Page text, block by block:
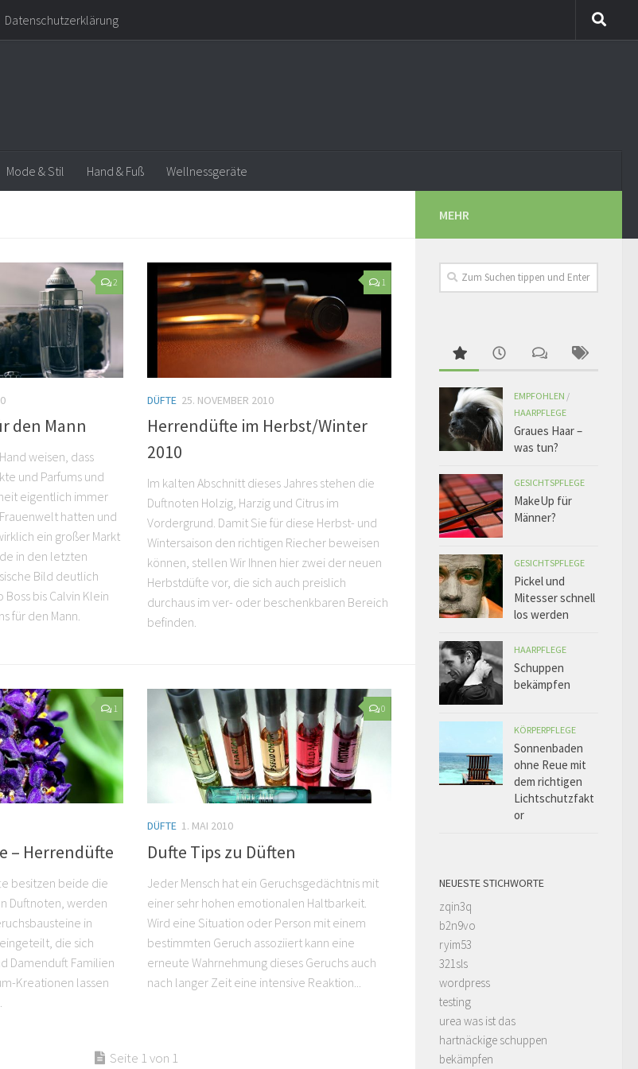
Datenschutzerklärung
Mode & Stil Hand & Fuß Wellnessgeräte
2
den Mann
weisen, dass
und Parfums und
eigentlich immer
hatten und
ein großer Markt
in den letzten
Bild deutlich
bis Calvin Klein
für den Mann.
1
DÜFTE 25. NOVEMBER 2010
Herrendüfte im Herbst/Winter
2010
Im kalten Abschnitt dieses Jahres stehen die
Duftnoten Holzig, Harzig und Citrus im
Vordergrund. Damit Sie für diese Herbst- und
Wintersaison den richtigen Riecher beweisen
können, stellen Wir Ihnen hier zwei der neuen
Herbstdüfte vor, die sich auch preislich
durchaus im ver- oder beschenkbaren Bereich
befinden.
1
– Herrendüfte
besitzen beide die
Duftnoten, werden
in
die sich
Damenduft Familien
Kreationen lassen
0
DÜFTE 1. MAI 2010
Dufte Tips zu Düften
Jeder Mensch hat ein Geruchsgedächtnis mit
einer sehr hohen emotionalen Haltbarkeit.
Wird eine Situation oder Person mit einem
bestimmten Geruch assoziiert kann eine
erneute Wahrnehmung dieses Geruchs auch
nach langer Zeit eine intensive Reaktion...
Seite 1 von 1
MEHR
EMPFOHLEN /
HAARPFLEGE
Graues Haar –
was tun?
GESICHTSPFLEGE
MakeUp für
Männer?
GESICHTSPFLEGE
Pickel und
Mitesser schnell
los werden
HAARPFLEGE
Schuppen
bekämpfen
KÖRPERPFLEGE
Sonnenbaden
ohne Reue mit
dem richtigen
Lichtschutzfakt
or
NEUESTE STICHWORTE
zqin3q
b2n9vo
ryim53
321sls
wordpress
testing
urea was ist das
hartnäckige schuppen
bekämpfen